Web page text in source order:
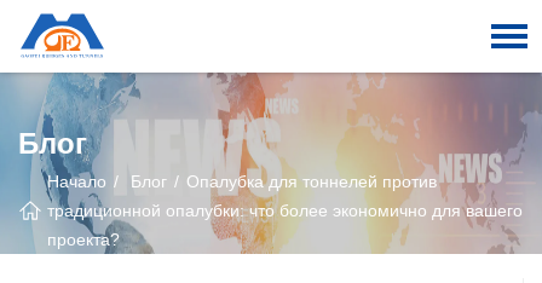
Блог
Начало Блог
Опалубка для тоннелей против
традиционной опалубки: что более экономично для вашего
проекта?